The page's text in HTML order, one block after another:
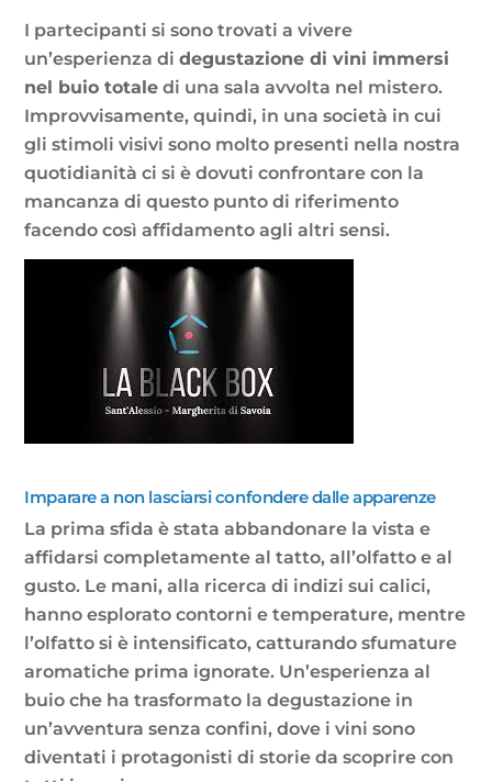
I partecipanti si sono trovati a vivere
un’esperienza didegustazione di vini immersi
nel buio totale di una sala avvolta nel mistero.
Improvvisamente, quindi, in una società in cui
gli stimoli visivi sono molto presenti nella nostra
quotidianità ci si è dovuti confrontare con la
mancanza di questo punto di riferimento
facendo così affidamento agli altri sensi.
Imparare a non lasciarsi confondere dalle apparenze
La prima sfida è stata abbandonare la vista e
affidarsi completamente al tatto, all’olfatto e al
gusto. Le mani, alla ricerca di indizi sui calici,
hanno esplorato contorni e temperature, mentre
l’olfatto si è intensificato, catturando sfumature
aromatiche prima ignorate. Un’esperienza al
buio che ha trasformato la degustazione in
un’avventura senza confini, dove i vini sono
diventati i protagonisti di storie da scoprire con